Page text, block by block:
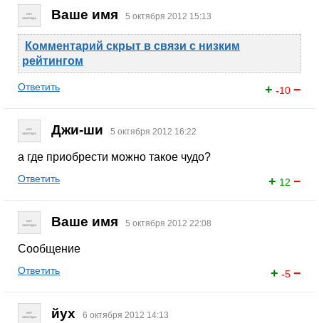
Ваше имя 5 октября 2012 15:13
Комментарий скрыт в связи с низким
рейтингом
+ -10 −
Ответить
Джи-ши 5 октября 2012 16:22
а где приобрести можно такое чудо?
+ 12 −
Ответить
Ваше имя 5 октября 2012 22:08
Сообщение
+ -5 −
Ответить
йух 6 октября 2012 14:13